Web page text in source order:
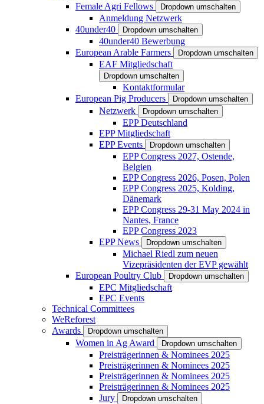
Female Agri Fellows Dropdown umschalten
Anmeldung Netzwerk
40under40
Dropdown umschalten
40under40 Bewerbung
European Arable Farmers
Dropdown umschalten
EAF Mitgliedschaft
Dropdown umschalten
Kontaktformular
European Pig Producers
Dropdown umschalten
Netzwerk Dropdown umschalten
EPP Deutschland
EPP Mitgliedschaft
EPP Events
Dropdown umschalten
EPP Congress 2027, Ostende,
Belgien
EPP Congress 2026, Posen, Polen
EPP Congress 2025, Kolding,
Dänemark
EPP Congress 29-31 May 2024 in
Nantes, France
EPP Congress 2023
EPP News
Dropdown umschalten
Michael Riedl zum neuen
Vizepräsidenten der EVP gewählt
European Poultry Club
Dropdown umschalten
EPC Mitgliedschaft
EPC Events
Technical Committees
WeReforest
Awards
Dropdown umschalten
Women in Ag Award Dropdown umschalten
Preisträgerinnen & Nominees 2025
Preisträgerinnen & Nominees 2025
Preisträgerinnen & Nominees 2025
Preisträgerinnen & Nominees 2025
Jury
Dropdown umschalten